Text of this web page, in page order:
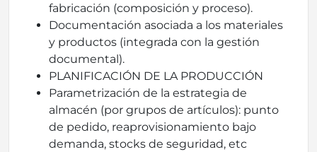
fabricación (composición y proceso).
Documentación asociada a los materiales
y productos (integrada con la gestión
documental).
PLANIFICACIÓN DE LA PRODUCCIÓN
Parametrización de la estrategia de
almacén (por grupos de artículos): punto
de pedido, reaprovisionamiento bajo
demanda, stocks de seguridad, etc